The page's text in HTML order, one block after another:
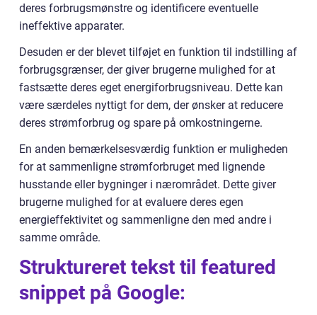
deres forbrugsmønstre og identificere eventuelle
ineffektive apparater.
Desuden er der blevet tilføjet en funktion til indstilling af
forbrugsgrænser, der giver brugerne mulighed for at
fastsætte deres eget energiforbrugsniveau. Dette kan
være særdeles nyttigt for dem, der ønsker at reducere
deres strømforbrug og spare på omkostningerne.
En anden bemærkelsesværdig funktion er muligheden
for at sammenligne strømforbruget med lignende
husstande eller bygninger i nærområdet. Dette giver
brugerne mulighed for at evaluere deres egen
energieffektivitet og sammenligne den med andre i
samme område.
Struktureret tekst til featured
snippet på Google: